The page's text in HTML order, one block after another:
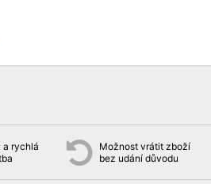
a rychlá
Možnost vrátit zboží
bez udání důvodu